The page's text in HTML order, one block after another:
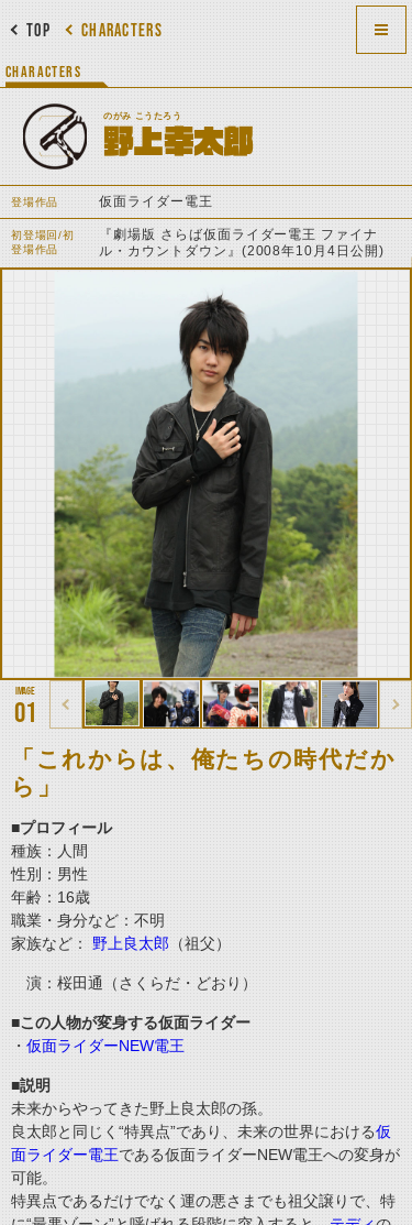
CHARACTERS
TOP
CHARACTERS
のがみ こうたろう
野上幸太郎
登場作品 仮面ライダー電王
初登場回/初
登場作品
『劇場版 さらば仮面ライダー電王 ファイナ
ル・カウントダウン』(2008年10月4日公開)
01
「これからは、俺たちの時代だか
ら」
■プロフィール
種族：人間
性別：男性
年齢：16歳
職業・身分など：不明
家族など： 野上良太郎 （祖父）
演：桜田通（さくらだ・どおり）
■この人物が変身する仮面ライダー
・ 仮面ライダーNEW電王
■説明
未来からやってきた野上良太郎の孫。
良太郎と同じく“特異点”であり、未来の世界における仮
面ライダー電王である仮面ライダーNEW電王への変身が
可能。
特異点であるだけでなく運の悪さまでも祖父譲りで、特